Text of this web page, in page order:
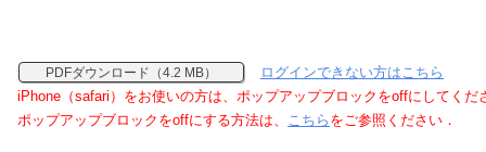
PDFダウンロード（4.2 MB）
ログインできない方はこちら
iPhone（safari）をお使いの方は、ポップアップブロックをoffにしてくだ
ポップアップブロックをoffにする方法は、 こちら をご参照ください．